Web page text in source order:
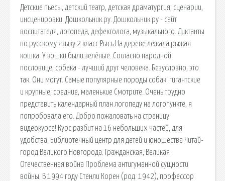
Детские пьесы, детский театр, детская драматургия, сценарии,
инсценировки. Дошкольник.ру. Дошкольник.ру - сайт
воспитателя, логопеда, дефектолога, музыкального. Диктанты
по русскому языку 2 класс Рысь На дереве лежала рыжая
кошка. У кошки были зелёные. Согласно народной
пословице, собака - лучший друг человека. Безусловно, это
так. Они могут. Самые популярные породы собак: гигантские
и крупные, средние, маленькие Смотрите. Очень трудно
представить календарный план логопеду на логопункте, я
попробовала его. Добро пожаловать на страницу
видеокурса! Курс разбит на 16 небольших частей, для
удобства. Библиотечный центр для детей и юношества Читай-
город Великого Новгорода. Гражданская, Великая
Отечественная война Проблема антигуманной сущности
войны. В 1994 году Стенли Корен (род. 1942), профессор